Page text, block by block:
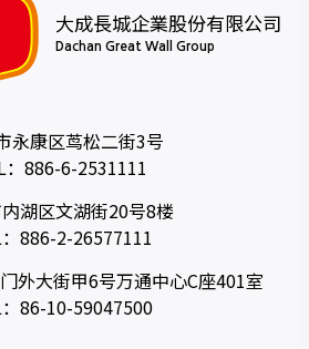
大成長城企業股份有限公司
Dachan Great Wall Group
永康区茑松二街3号
886-6-2531111
湖区文湖街20号8楼
886-2-26577111
外大街甲6号万通中心C座401室
86-10-59047500